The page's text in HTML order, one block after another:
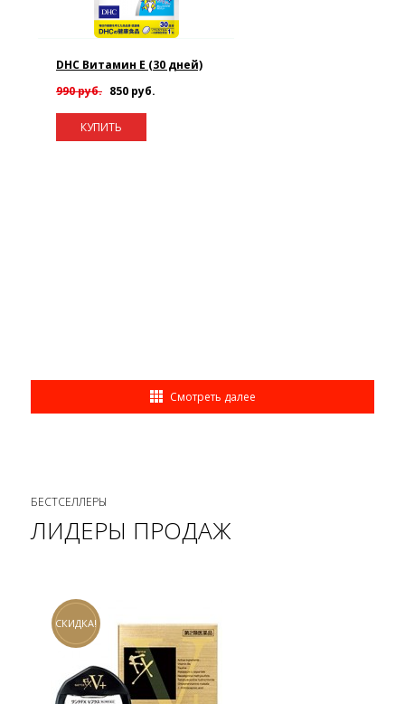
DHC Витамин E (30 дней)
990 руб. 850 руб.
КУПИТЬ
Смотреть далее
БЕСТСЕЛЛЕРЫ
ЛИДЕРЫ ПРОДАЖ
СКИДКА!